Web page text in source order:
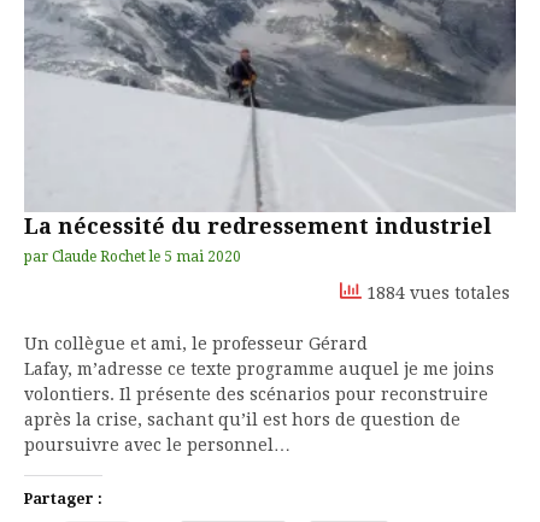
La nécessité du redressement industriel
par Claude Rochet le 5 mai 2020
1884 vues totales
Un collègue et ami, le professeur Gérard
Lafay, m’adresse ce texte programme auquel je me joins
volontiers. Il présente des scénarios pour reconstruire
après la crise, sachant qu’il est hors de question de
poursuivre avec le personnel…
Partager :